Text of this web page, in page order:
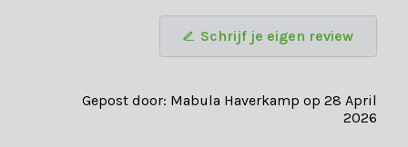
Schrijf je eigen review
Gepost door: Mabula Haverkamp op 28 April
2026